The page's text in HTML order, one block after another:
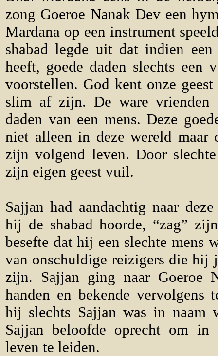
zong Goeroe Nanak Dev een
Mardana op een instrument
shabad legde uit dat indien
heeft, goede daden slechts een
voorstellen. God kent onze
slim af zijn. De ware
daden van een mens. Deze
niet alleen in deze wereld
zijn volgend leven. Door
zijn eigen geest vuil.
Sajjan had aandachtig naar
hij de shabad hoorde, “zag”
besefte dat hij een slechte mens
van onschuldige reizigers die hij
zijn. Sajjan ging naar Goeroe
handen en bekende vervolgens
hij slechts Sajjan was in naam
Sajjan beloofde oprecht om
leven te leiden.